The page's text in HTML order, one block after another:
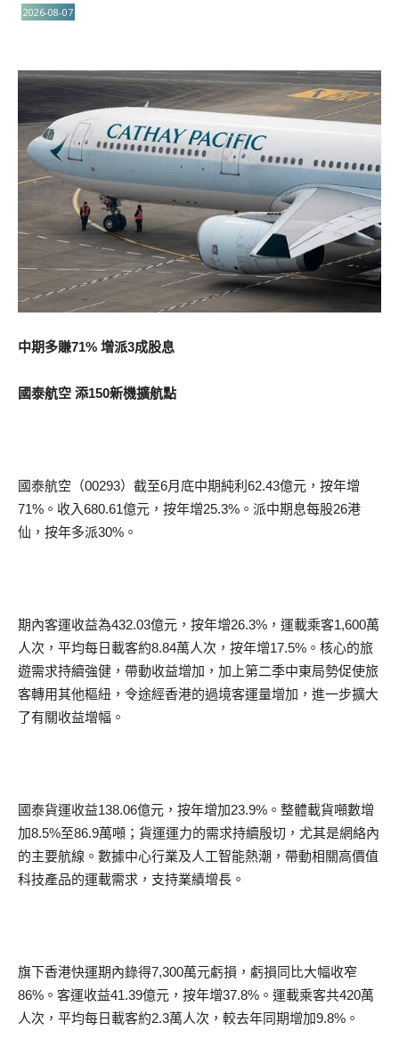
2026-08-07
中期多賺71% 增派3成股息
國泰航空 添150新機擴航點
國泰航空（00293）截至6月底中期純利62.43億元，按年增
71%。收入680.61億元，按年增25.3%。派中期息每股26港
仙，按年多派30%。
期內客運收益為432.03億元，按年增26.3%，運載乘客1,600萬
人次，平均每日載客約8.84萬人次，按年增17.5%。核心的旅
遊需求持續強健，帶動收益增加，加上第二季中東局勢促使旅
客轉用其他樞紐，令途經香港的過境客運量增加，進一步擴大
了有關收益增幅。
國泰貨運收益138.06億元，按年增加23.9%。整體載貨噸數增
加8.5%至86.9萬噸；貨運運力的需求持續殷切，尤其是網絡內
的主要航線。數據中心行業及人工智能熱潮，帶動相關高價值
科技產品的運載需求，支持業績增長。
旗下香港快運期內錄得7,300萬元虧損，虧損同比大幅收窄
86%。客運收益41.39億元，按年增37.8%。運載乘客共420萬
人次，平均每日載客約2.3萬人次，較去年同期增加9.8%。